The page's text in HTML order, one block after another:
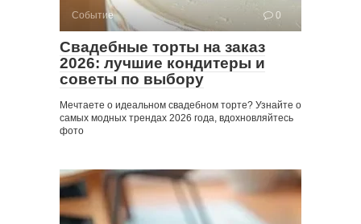
Событие 0
Свадебные торты на заказ
2026: лучшие кондитеры и
советы по выбору
Мечтаете о идеальном свадебном торте? Узнайте о
самых модных трендах 2026 года, вдохновляйтесь
фото